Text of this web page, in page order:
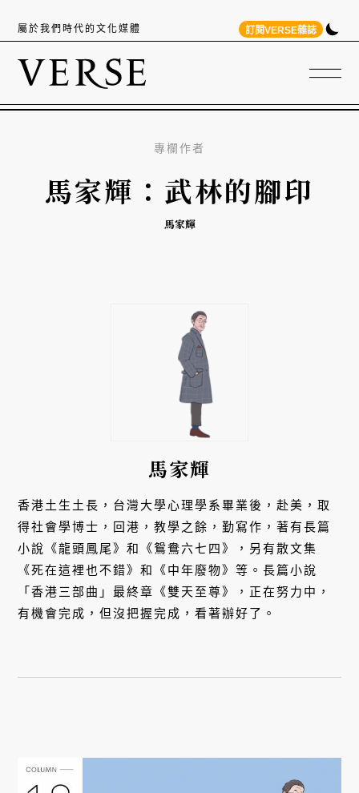
屬於我們時代的文化媒體 訂閱VERSE雜誌
專欄作者
馬家輝：武林的腳印
馬家輝
馬家輝
香港土生土長，台灣大學心理學系畢業後，赴美，取
得社會學博士，回港，教學之餘，勤寫作，著有長篇
小說《龍頭鳳尾》和《鴛鴦六七四》，另有散文集
《死在這裡也不錯》和《中年廢物》等。長篇小說
「香港三部曲」最終章《雙天至尊》，正在努力中，
有機會完成，但沒把握完成，看著辦好了。